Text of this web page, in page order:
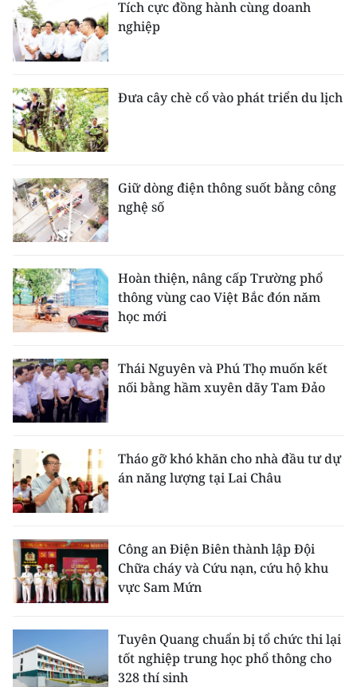
Tích cực đồng hành cùng doanh
nghiệp
Đưa cây chè cổ vào phát triển du lịch
Giữ dòng điện thông suốt bằng công
nghệ số
Hoàn thiện, nâng cấp Trường phổ
thông vùng cao Việt Bắc đón năm
học mới
Thái Nguyên và Phú Thọ muốn kết
nối bằng hầm xuyên dãy Tam Đảo
Tháo gỡ khó khăn cho nhà đầu tư dự
án năng lượng tại Lai Châu
Công an Điện Biên thành lập Đội
Chữa cháy và Cứu nạn, cứu hộ khu
vực Sam Mứn
Tuyên Quang chuẩn bị tổ chức thi lại
tốt nghiệp trung học phổ thông cho
328 thí sinh